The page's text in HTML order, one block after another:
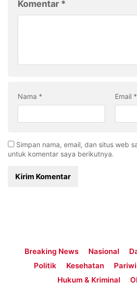
Komentar *
Nama * Email *
Simpan nama, email, dan situs web
untuk komentar saya berikutnya.
Breaking News Nasional
Politik
Kesehatan
Hukum & Kriminal